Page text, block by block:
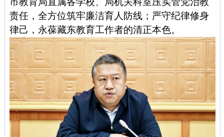
责任，全方位筑牢廉洁育人防线；严守纪律修身
律己，永葆藏东教育工作者的清正本色。